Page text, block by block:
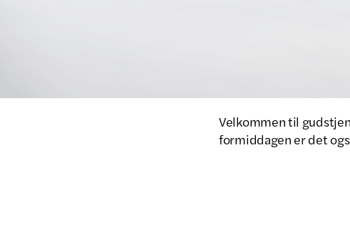
Velkommen til
formiddagen er det